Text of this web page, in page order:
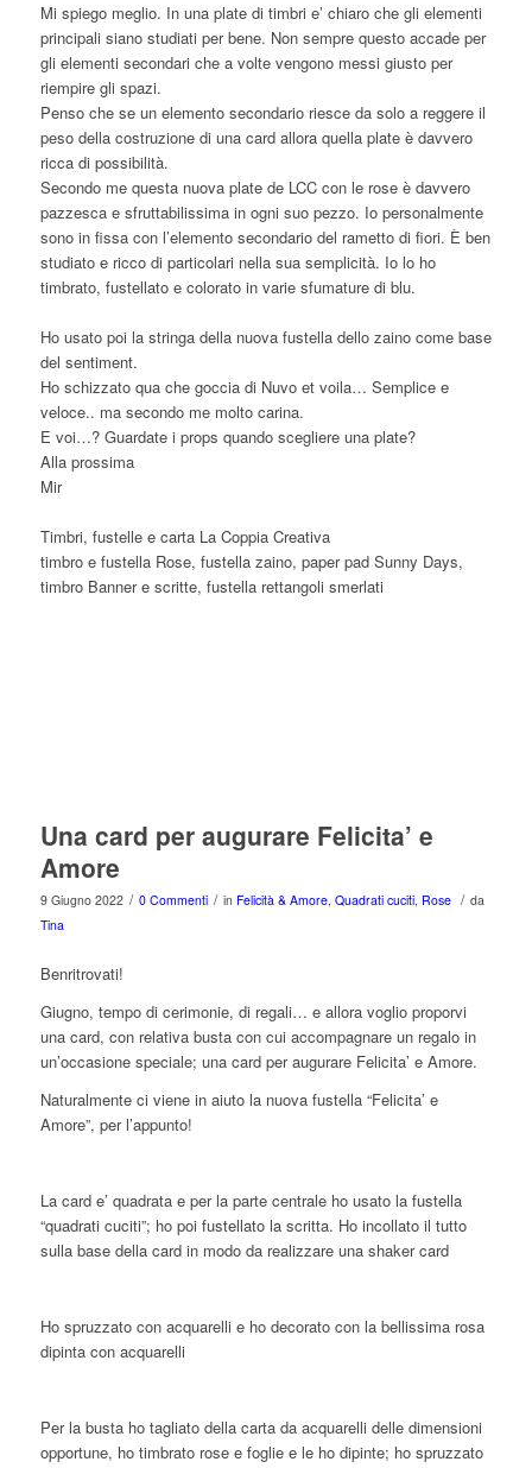
Mi spiego meglio. In una plate di timbri e’ chiaro che gli elementi
principali siano studiati per bene. Non sempre questo accade per
gli elementi secondari che a volte vengono messi giusto per
riempire gli spazi.
Penso che se un elemento secondario riesce da solo a reggere il
peso della costruzione di una card allora quella plate è davvero
ricca di possibilità.
Secondo me questa nuova plate de LCC con le rose è davvero
pazzesca e sfruttabilissima in ogni suo pezzo. Io personalmente
sono in fissa con l’elemento secondario del rametto di fiori. È ben
studiato e ricco di particolari nella sua semplicità. Io lo ho
timbrato, fustellato e colorato in varie sfumature di blu.
Ho usato poi la stringa della nuova fustella dello zaino come base
del sentiment.
Ho schizzato qua che goccia di Nuvo et voila… Semplice e
veloce.. ma secondo me molto carina.
E voi…? Guardate i props quando scegliere una plate?
Alla prossima
Mir
Timbri, fustelle e carta La Coppia Creativa
timbro e fustella Rose, fustella zaino, paper pad Sunny Days,
timbro Banner e scritte, fustella rettangoli smerlati
Una card per augurare Felicita’ e
Amore
9 Giugno 2022 / 0 Commenti / in Felicità & Amore, Quadrati cuciti, Rose / da
Tina
Benritrovati!
Giugno, tempo di cerimonie, di regali… e allora voglio proporvi
una card, con relativa busta con cui accompagnare un regalo in
un’occasione speciale; una card per augurare Felicita’ e Amore.
Naturalmente ci viene in aiuto la nuova fustella “Felicita’ e
Amore”, per l’appunto!
La card e’ quadrata e per la parte centrale ho usato la fustella
“quadrati cuciti”; ho poi fustellato la scritta. Ho incollato il tutto
sulla base della card in modo da realizzare una shaker card
Ho spruzzato con acquarelli e ho decorato con la bellissima rosa
dipinta con acquarelli
Per la busta ho tagliato della carta da acquarelli delle dimensioni
opportune, ho timbrato rose e foglie e le ho dipinte; ho spruzzato